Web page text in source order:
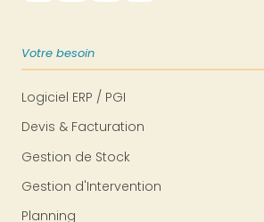
Votre besoin
Logiciel ERP / PGI
Devis & Facturation
Gestion de Stock
Gestion d'Intervention
Planning